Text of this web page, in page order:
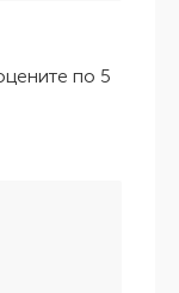
по 5